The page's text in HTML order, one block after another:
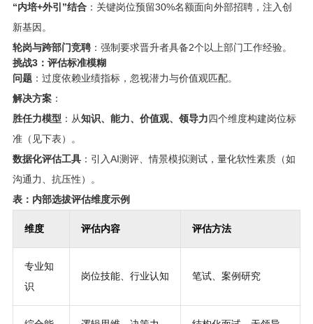
“内培+外引”结合：关键岗位预留30%名额面向外部招聘，注入创
新基因。
轮岗与跨部门竞聘：强制要求晋升者具备2个以上部门工作经验。
挑战3：评估标准模糊
问题：过度依赖业绩指标，忽视潜力与价值观匹配。
解决方案：
胜任力模型 ：从知识、能力、价值观、领导力四个维度构建岗位标
准（见下表）。
数据化评估工具：引入AI测评、情景模拟测试，量化软性素质（如
沟通力、抗压性）。
表：内部选拔评估维度示例
维度 评估内容 评估方法
专业知
识
岗位技能、行业认知 笔试、案例研究